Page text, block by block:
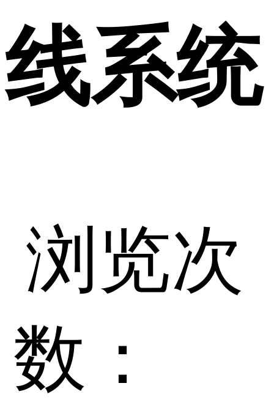
线系统
浏览次
数：